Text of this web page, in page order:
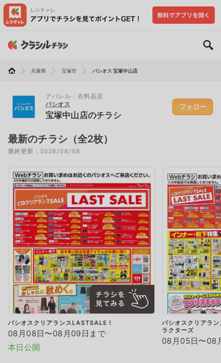
兵庫県 宝塚市 パシオス 宝塚中山店
アパレル・衣料品店
パシオス
宝塚中山店のチラシ
フォロー
最新のチラシ（全2枚）
最終更新：2026/08/08
パシオスクリアランスLASTSALE！
08月08日〜08月09日まで
本日公開
パシオスクリアラ
ラクターズ
08月05日〜08